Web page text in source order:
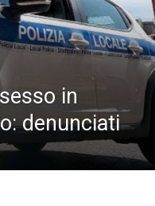
in
denunciati